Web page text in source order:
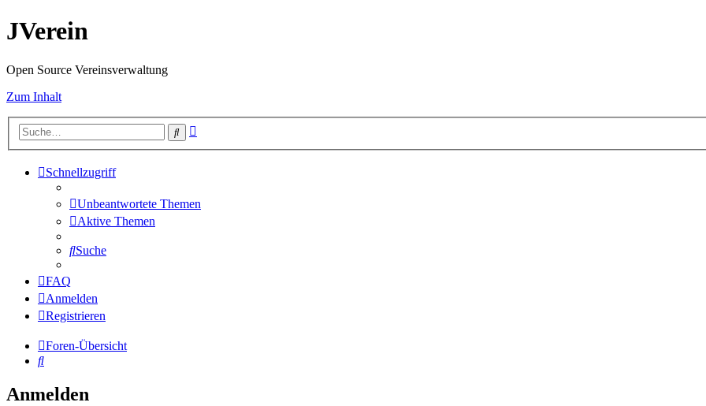
JVerein
Open Source Vereinsverwaltung
Zum Inhalt
Suche
Schnellzugriff
Unbeantwortete Themen
Aktive Themen
Suche
FAQ
Anmelden
Registrieren
Foren-Übersicht
Suche
Anmelden